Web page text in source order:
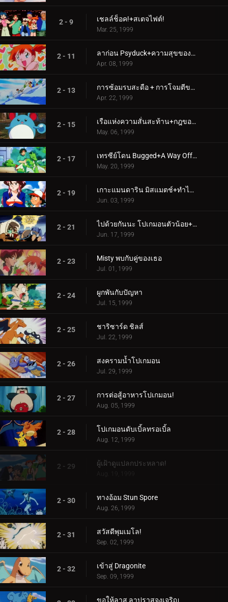
2 - 9 เชลล์ช็อค!+สเตจไฟต์!
Mar. 25, 1999
2 - 11 ลาก่อน Psyduck+ความสุขของโปเกมอน
Apr. 08, 1999
2 - 13 การซ้อมรบสะดือ + การโจมตีของว่าง
Apr. 22, 1999
2 - 15 เรือแห่งความสั่นสะท้าน+กฎของเหมียว!
May. 06, 1999
2 - 17 เทรซีย์โดน Bugged+A Way Off Day Off
May. 20, 1999
2 - 19 เกาะแมนดาริน มิสแมตช์+ทำไมเจ้าถึงเป็นโปเกมอน
Jun. 03, 1999
2 - 21 ไปด้วยกันนะ โปเกมอนตัวน้อย+ภัยคุกคามลึกลับ
Jun. 17, 1999
2 - 23 Misty พบกับคู่ของเธอ
Jul. 01, 1999
2 - 24 ผูกพันกับปัญหา
Jul. 15, 1999
2 - 25 ชาริซาร์ด ชิลส์
Jul. 22, 1999
2 - 26 สงครามน้ำโปเกมอน
Jul. 29, 1999
2 - 27 การต่อสู้อาหารโปเกมอน!
Aug. 05, 1999
2 - 28 โปเกมอนดับเบิ้ลทรอเบิ้ล
Aug. 12, 1999
2 - 29 ผู้เฝ้าดูแปลกประหลาด!
Aug. 19, 1999
2 - 30 ทางอ้อม Stun Spore
Aug. 26, 1999
2 - 31 สวัสดีพุมเมโล!
Sep. 02, 1999
2 - 32 เข้าสู่ Dragonite
Sep. 09, 1999
ขอให้ลาส ลาปราสจงเจริญ